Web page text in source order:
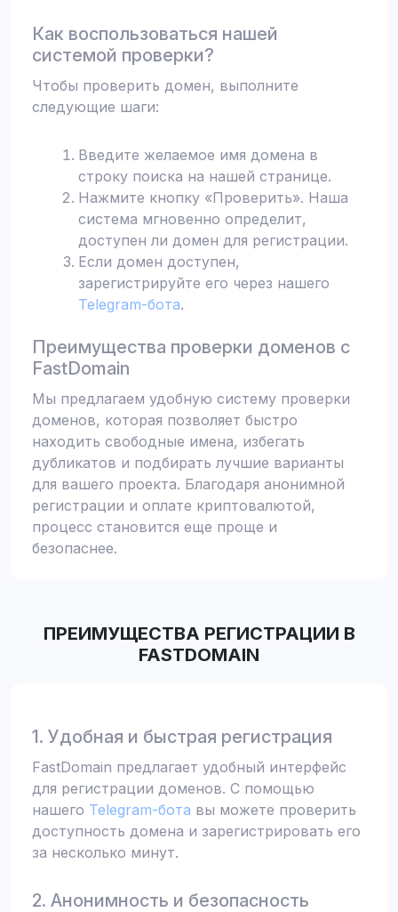
Как воспользоваться нашей
системой проверки?
Чтобы проверить домен, выполните
следующие шаги:
Введите желаемое имя домена в
строку поиска на нашей странице.
Нажмите кнопку «Проверить». Наша
система мгновенно определит,
доступен ли домен для регистрации.
Если домен доступен,
зарегистрируйте его через нашего
Telegram-бота.
Преимущества проверки доменов с
FastDomain
Мы предлагаем удобную систему проверки
доменов, которая позволяет быстро
находить свободные имена, избегать
дубликатов и подбирать лучшие варианты
для вашего проекта. Благодаря анонимной
регистрации и оплате криптовалютой,
процесс становится еще проще и
безопаснее.
ПРЕИМУЩЕСТВА РЕГИСТРАЦИИ В
FASTDOMAIN
1. Удобная и быстрая регистрация
FastDomain предлагает удобный интерфейс
для регистрации доменов. С помощью
нашего Telegram-бота вы можете проверить
доступность домена и зарегистрировать его
за несколько минут.
2. Анонимность и безопасность